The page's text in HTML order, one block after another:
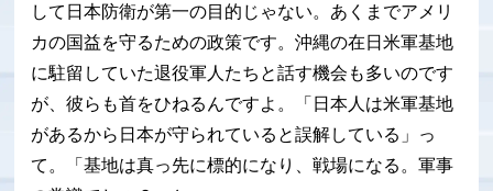
して日本防衛が第一の目的じゃない。あくまでアメリ
カの国益を守るための政策です。沖縄の在日米軍基地
に駐留していた退役軍人たちと話す機会も多いのです
が、彼らも首をひねるんですよ。「日本人は米軍基地
があるから日本が守られていると誤解している」っ
て。「基地は真っ先に標的になり、戦場になる。軍事